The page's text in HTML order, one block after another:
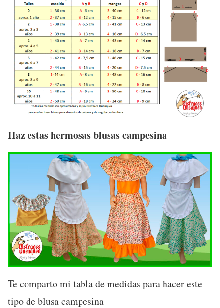
Haz estas hermosas blusas campesina
Te comparto mi tabla de medidas para hacer este
tipo de blusa campesina